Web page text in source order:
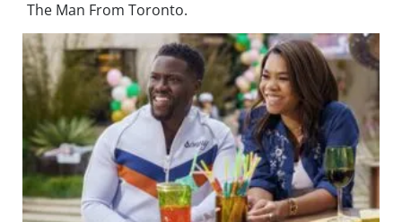
The Man From Toronto.